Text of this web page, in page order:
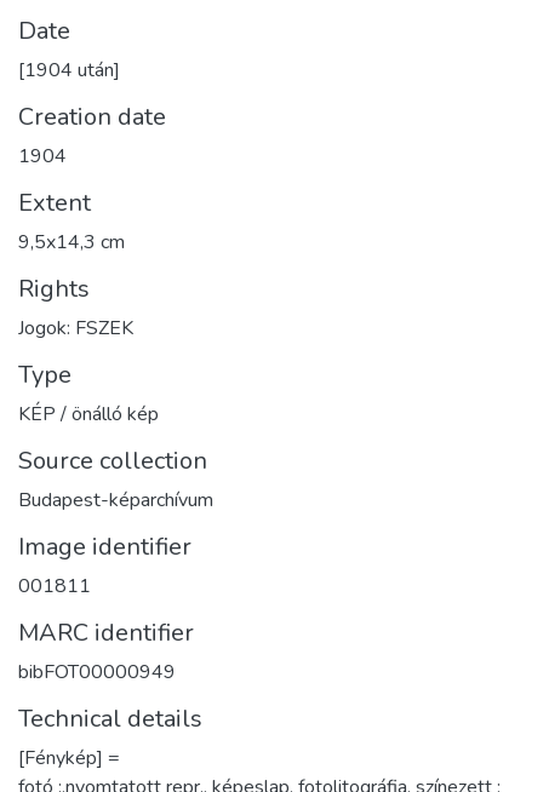
Date
[1904 után]
Creation date
1904
Extent
9,5x14,3 cm
Rights
Jogok: FSZEK
Type
KÉP / önálló kép
Source collection
Budapest-képarchívum
Image identifier
001811
MARC identifier
bibFOT00000949
Technical details
[Fénykép] =